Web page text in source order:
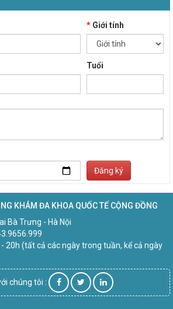
*Giới tính
Tuổi
Đăng ký
KHÁM ĐA KHOA QUỐC TẾ CỘNG ĐỒNG
Bà Trưng - Hà Nội
20h (tất cả các ngày trong tuần, kể cả ngày
chúng tôi :